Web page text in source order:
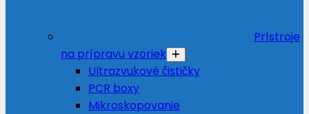
Prístroje
na prípravu vzoriek
Ultrazvukové čističky
PCR boxy
Mikroskopovanie